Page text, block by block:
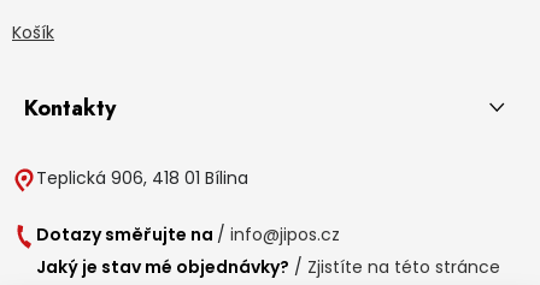
Košík
Kontakty
Teplická 906, 418 01 Bílina
Dotazy směřujte na / info@jipos.cz
Jaký je stav mé objednávky? / Zjistíte na této stránce